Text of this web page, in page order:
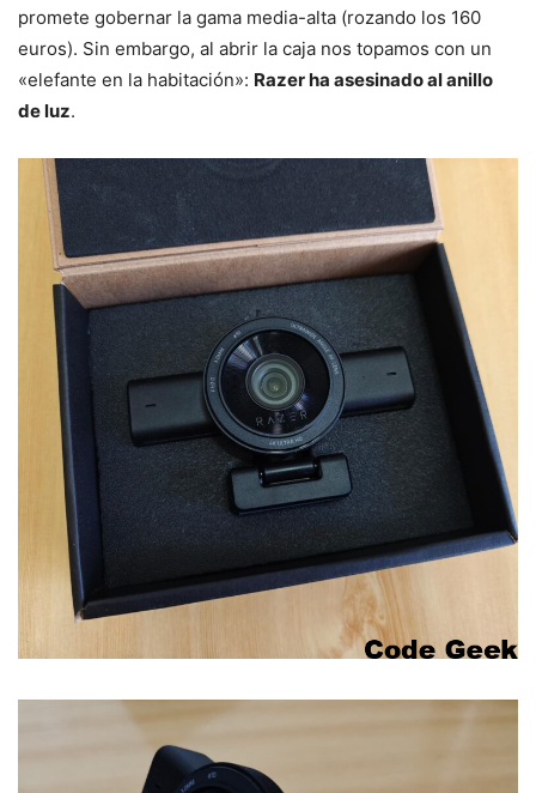
promete gobernar la gama media-alta (rozando los 160
euros). Sin embargo, al abrir la caja nos topamos con un
«elefante en la habitación»: Razer ha asesinado al anillo
de luz.